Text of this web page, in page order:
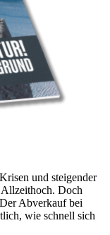
und steigender
Doch
Abverkauf bei
wie schnell sich